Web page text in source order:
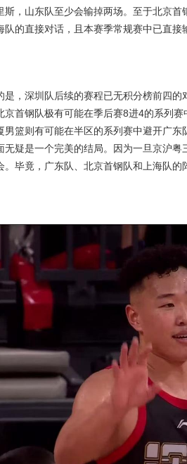
斯，山东队至少会输掉两场。至于北京
队的直接对话，且本赛季常规赛中已直
是，深圳队后续的赛程已无积分榜前四
京首钢队极有可能在季后赛8进4的系列
男篮则有可能在半区的系列赛中避开广
无疑是一个完美的结局。因为一旦京沪
。毕竟，广东队、北京首钢队和上海队